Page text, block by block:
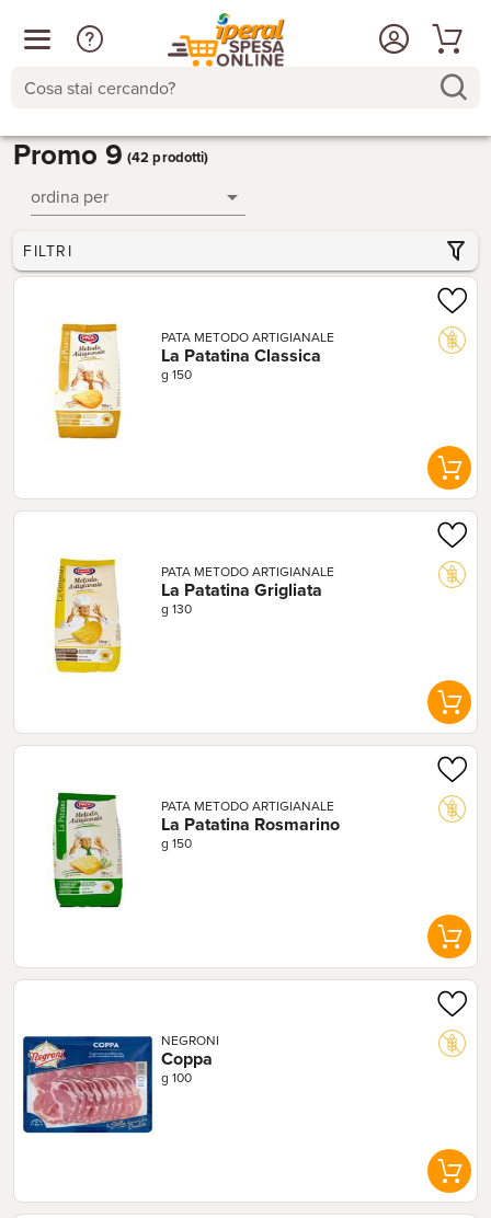
Cosa stai cercando?
Promo 9 (42 prodotti)
FILTRI
ordina per
PATA METODO ARTIGIANALE
La Patatina Classica
g 150
PATA METODO ARTIGIANALE
La Patatina Grigliata
g 130
PATA METODO ARTIGIANALE
La Patatina Rosmarino
g 150
NEGRONI
Coppa
g 100